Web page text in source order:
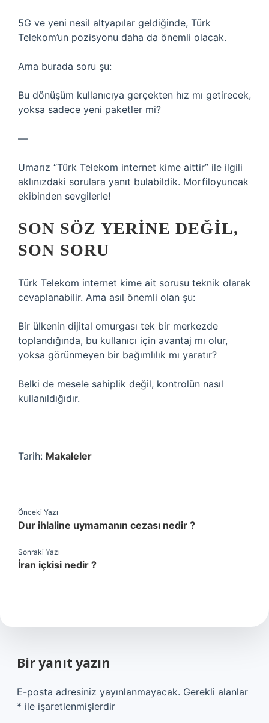
5G ve yeni nesil altyapılar geldiğinde, Türk
Telekom’un pozisyonu daha da önemli olacak.
Ama burada soru şu:
Bu dönüşüm kullanıcıya gerçekten hız mı getirecek,
yoksa sadece yeni paketler mi?
—
Umarız “Türk Telekom internet kime aittir” ile ilgili
aklınızdaki sorulara yanıt bulabildik. Morfiloyuncak
ekibinden sevgilerle!
SON SÖZ YERINE DEĞIL,
SON SORU
Türk Telekom internet kime ait sorusu teknik olarak
cevaplanabilir. Ama asıl önemli olan şu:
Bir ülkenin dijital omurgası tek bir merkezde
toplandığında, bu kullanıcı için avantaj mı olur,
yoksa görünmeyen bir bağımlılık mı yaratır?
Belki de mesele sahiplik değil, kontrolün nasıl
kullanıldığıdır.
Tarih: Makaleler
Önceki Yazı
Dur ihlaline uymamanın cezası nedir ?
Sonraki Yazı
İran içkisi nedir ?
Bir yanıt yazın
E-posta adresiniz yayınlanmayacak. Gerekli alanlar
* ile işaretlenmişlerdir